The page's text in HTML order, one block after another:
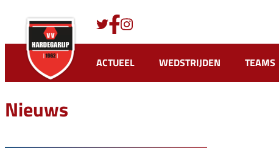
de
inhoud
ACTUEEL WEDSTRIJDEN TEAMS
Nieuws